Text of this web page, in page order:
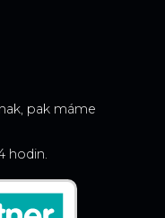
pak máme
hodin.